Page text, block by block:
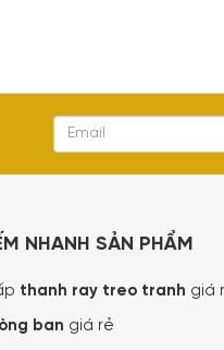
NHANH SẢN PHẨM
thanh ray treo tranh giá
ban giá rẻ